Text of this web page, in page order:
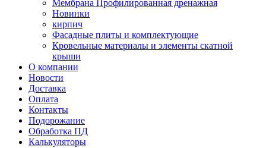
Мембрана Профилированная дренажная
Новинки
кирпич
Фасадные плиты и комплектующие
Кровельные материалы и элементы скатной
крыши
О компании
Новости
Доставка
Оплата
Контакты
Подорожание
Обработка ПД
Калькуляторы